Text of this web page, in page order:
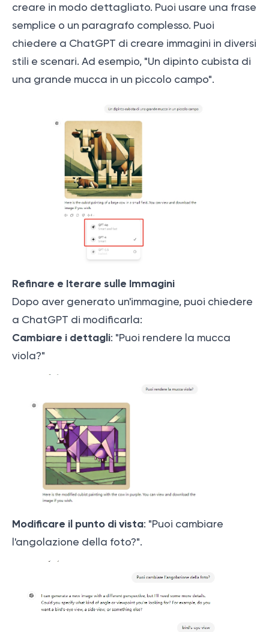
creare in modo dettagliato. Puoi usare una frase
semplice o un paragrafo complesso. Puoi
chiedere a ChatGPT di creare immagini in diversi
stili e scenari. Ad esempio, "Un dipinto cubista di
una grande mucca in un piccolo campo".
Refinare e Iterare sulle Immagini
Dopo aver generato un'immagine, puoi chiedere
a ChatGPT di modificarla:
Cambiare i dettagli: "Puoi rendere la mucca
viola?"
Modificare il punto di vista: "Puoi cambiare
l'angolazione della foto?".